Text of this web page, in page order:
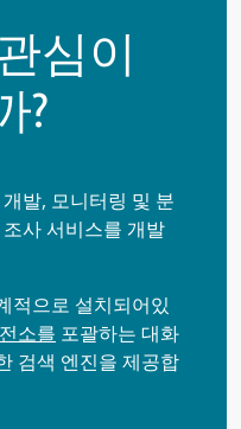
심이
?
발, 모니터링 및 분
사 서비스를 개발
적으로 설치되어있
소를 포괄하는 대화
검색 엔진을 제공합